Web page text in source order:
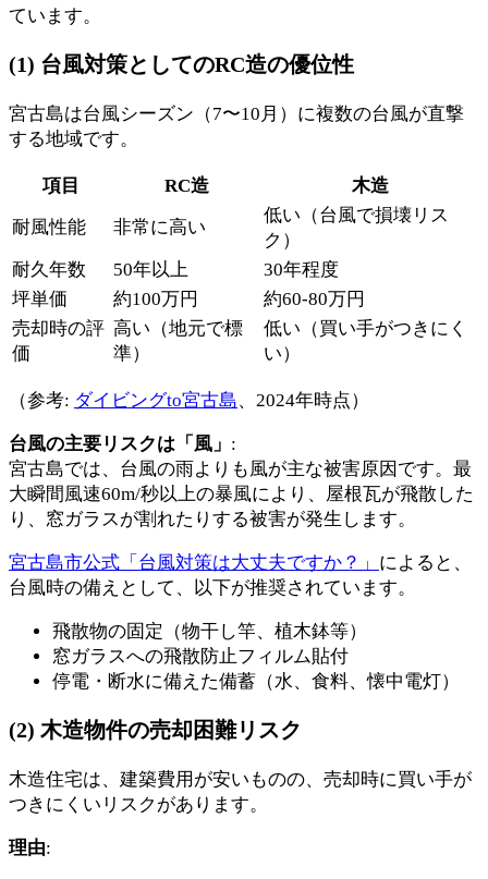
ています。
(1) 台風対策としてのRC造の優位性
宮古島は台風シーズン（7〜10月）に複数の台風が直撃
する地域です。
項目 RC造
木造
耐風性能
非常に高い
低い（台風で損壊リス
ク）
耐久年数
50年以上
30年程度
坪単価
約100万円
約60-80万円
売却時の評
価
高い（地元で標
準）
低い（買い手がつきにく
い）
（参考: ダイビングto宮古島、2024年時点）
台風の主要リスクは「風」 :
宮古島では、台風の雨よりも風が主な被害原因です。最
大瞬間風速60m/秒以上の暴風により、屋根瓦が飛散した
り、窓ガラスが割れたりする被害が発生します。
宮古島市公式「台風対策は大丈夫ですか？」 によると、
台風時の備えとして、以下が推奨されています。
飛散物の固定（物干し竿、植木鉢等）
窓ガラスへの飛散防止フィルム貼付
停電・断水に備えた備蓄（水、食料、懐中電灯）
(2) 木造物件の売却困難リスク
木造住宅は、建築費用が安いものの、売却時に買い手が
つきにくいリスクがあります。
理由: